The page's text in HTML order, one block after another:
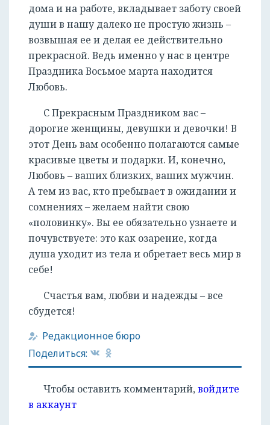
дома и на работе, вкладывает заботу своей
души в нашу далеко не простую жизнь –
возвышая ее и делая ее действительно
прекрасной. Ведь именно у нас в центре
Праздника Восьмое марта находится
Любовь.
С Прекрасным Праздником вас –
дорогие женщины, девушки и девочки! В
этот День вам особенно полагаются самые
красивые цветы и подарки. И, конечно,
Любовь – ваших близких, ваших мужчин.
А тем из вас, кто пребывает в ожидании и
сомнениях – желаем найти свою
«половинку». Вы ее обязательно узнаете и
почувствуете: это как озарение, когда
душа уходит из тела и обретает весь мир в
себе!
Счастья вам, любви и надежды – все
сбудется!
Редакционное бюро
Поделиться:
Чтобы оставить комментарий,войдите
в аккаунт